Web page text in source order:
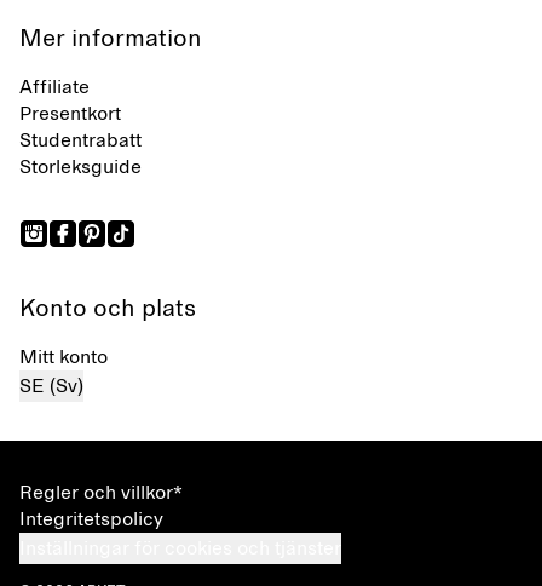
Mer information
Affiliate
Presentkort
Studentrabatt
Storleksguide
Konto och plats
Mitt konto
SE (Sv)
Regler och villkor*
Integritetspolicy